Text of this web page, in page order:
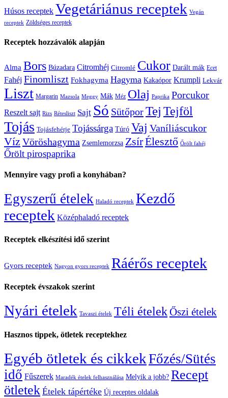
Húsos receptek Vegetáriánus receptek Vegán
receptek Zöldséges receptek
Receptek hozzávalók alapján
Alma Bors Búzadara Citromhéj Citromlé Cukor Darált mák Ecet
Fahéj Finomliszt Fokhagyma Hagyma Kakaópor Krumpli Lekvár
Liszt Margarin Mazsola Meggy Mák Méz Olaj Paprika Porcukor
Reszelt sajt Rizs Rétesliszt Sajt Só SütőporTej Tejföl
Tojás Tojásfehérje Tojássárga Túró Vaj Vaníliáscukor
Víz Vöröshagyma Zsemlemorzsa ZsírÉlesztő Őrölt fahéj
Őrölt pirospaprika
Mennyire vagy profi a konyhában?
Egyszerű ételek Haladó receptek Kezdő
receptek Középhaladó receptek
Receptek elkészítési idő szerint
Gyors receptek Nagyon gyors receptek Ráérős receptek
Receptek évszakok szerint
Nyári ételek Tavaszi ételek Téli ételekŐszi ételek
Hasznos tippek, ötletek receptekhez
Egyéb ötletek és cikkekFőzés/Sütés
idő Fűszerek Maradék ételek felhasználása Melyik a jobb? Recept
ötletek Ételek tápértéke Új receptes oldalak